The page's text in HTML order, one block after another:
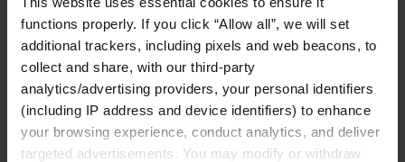
functions properly. If you click “Allow all”, we will set
additional trackers, including pixels and web beacons, to
collect and share, with our third-party
analytics/advertising providers, your personal identifiers
(including IP address and device identifiers) to enhance
your browsing experience, conduct analytics, and deliver
targeted advertisements. You may modify or withdraw
工业
化工与过程工业咨询团队
机械与工业技术
汽车与交通设备
能源业
金属与矿业
金融服务业